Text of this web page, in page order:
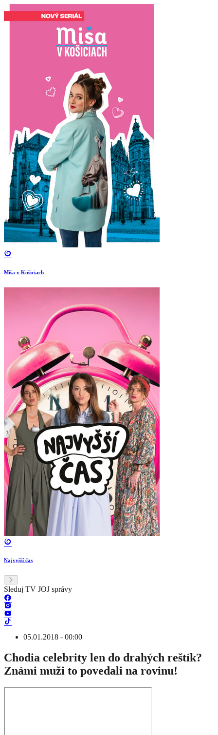
Miša v Košiciach
Najvyšší čas
Sleduj TV JOJ správy
05.01.2018 - 00:00
Chodia celebrity len do drahých reštík?
Známi muži to povedali na rovinu!